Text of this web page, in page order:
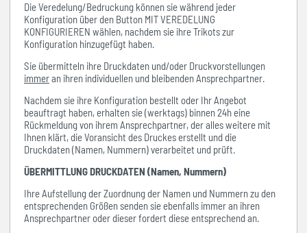
Die Veredelung/Bedruckung können sie während jeder
Konfiguration über den Button MIT VEREDELUNG
KONFIGURIEREN wählen, nachdem sie ihre Trikots zur
Konfiguration hinzugefügt haben.
Sie übermitteln ihre Druckdaten und/oder Druckvorstellungen
immeran ihren individuellen und bleibenden Ansprechpartner.
Nachdem sie ihre Konfiguration bestellt oder Ihr Angebot
beauftragt haben, erhalten sie (werktags) binnen 24h eine
Rückmeldung von ihrem Ansprechpartner, der alles weitere mit
Ihnen klärt, die Voransicht des Druckes erstellt und die
Druckdaten (Namen, Nummern) verarbeitet und prüft.
ÜBERMITTLUNG DRUCKDATEN (Namen, Nummern)
Ihre Aufstellung der Zuordnung der Namen und Nummern zu den
entsprechenden Größen senden sie ebenfalls immer an ihren
Ansprechpartner oder dieser fordert diese entsprechend an.